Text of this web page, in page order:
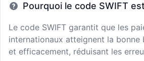
Pourquoi le code SWIFT
Le code SWIFT garantit que les
internationaux atteignent la bonne
et efficacement, réduisant les